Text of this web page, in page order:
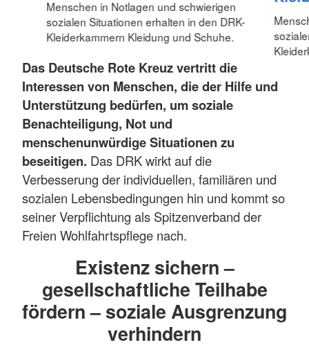
Menschen in Notlagen und schwierigen
sozialen Situationen erhalten in den DRK-
Kleiderkammern Kleidung und Schuhe.
Das Deutsche Rote Kreuz vertritt die
Interessen von Menschen, die der Hilfe und
Unterstützung bedürfen, um soziale
Benachteiligung, Not und
menschenunwürdige Situationen zu
beseitigen. Das DRK wirkt auf die
Verbesserung der individuellen, familiären und
sozialen Lebensbedingungen hin und kommt so
seiner Verpflichtung als Spitzenverband der
Freien Wohlfahrtspflege nach.
Existenz sichern –
gesellschaftliche Teilhabe
fördern – soziale Ausgrenzung
verhindern